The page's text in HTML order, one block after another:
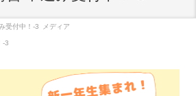
受付中！-3 メディア
-3